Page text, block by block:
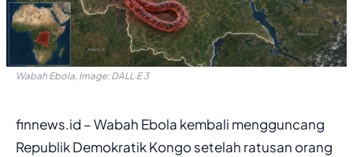
Wabah Ebola, Image: DALL·E 3
finnews.id – Wabah Ebola kembali mengguncang
Republik Demokratik Kongo setelah ratusan orang